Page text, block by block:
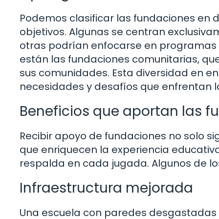
Podemos clasificar las fundaciones en
objetivos. Algunas se centran
otras podrían enfocarse en
están las fundaciones comunitarias,
sus comunidades. Esta diversidad en
necesidades y desafíos que enfrentan
Beneficios que aportan las
Recibir apoyo de fundaciones no solo
que enriquecen la experiencia
respalda en cada jugada. Algunos de
Infraestructura mejorada
Una escuela con paredes